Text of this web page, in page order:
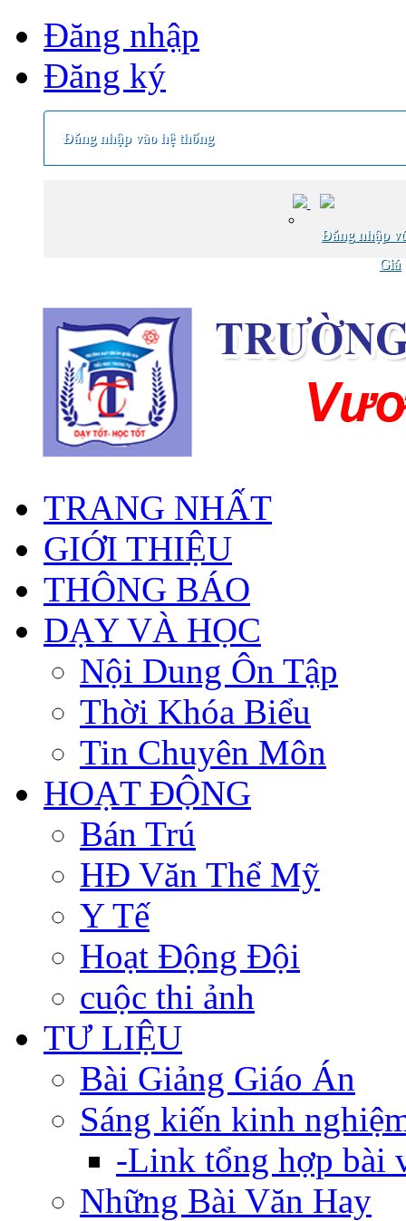
Đăng nhập
Đăng ký
Đăng nhập vào hệ thống
Đăng nhập
Giá
TRANG NHẤT
GIỚI THIỆU
THÔNG BÁO
DẠY VÀ HỌC
Nội Dung Ôn Tập
Thời Khóa Biểu
Tin Chuyên Môn
HOẠT ĐỘNG
Bán Trú
HĐ Văn Thể Mỹ
Y Tế
Hoạt Động Đội
cuộc thi ảnh
TƯ LIỆU
Bài Giảng Giáo Án
Sáng kiến kinh
-Link tổng hợp bài
Những Bài Văn Hay